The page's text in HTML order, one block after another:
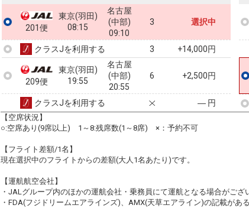
201便
東京(羽田)
08:15
名古屋
(中部)
09:10
3 選択中
クラスJを利用する 3 +14,000円
209便
東京(羽田)
19:55
名古屋
(中部)
20:55
6 +2,500円
クラスJを利用する ― 円
【空席状況】
○:空席あり(9席以上) 1～8:残席数(1～8席) ×：予約不可
【フライト差額/1名】
現在選択中のフライトからの差額(大人1名あたり)です。
【運航航空会社】
・JALグループ内のほかの運航会社・乗務員にて運航となる場合がござ
・FDA(フジドリームエアラインズ)、AMX(天草エアライン)の記載が